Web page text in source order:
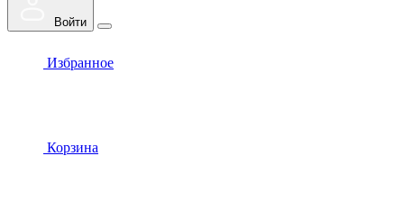
Войти
Избранное
Корзина